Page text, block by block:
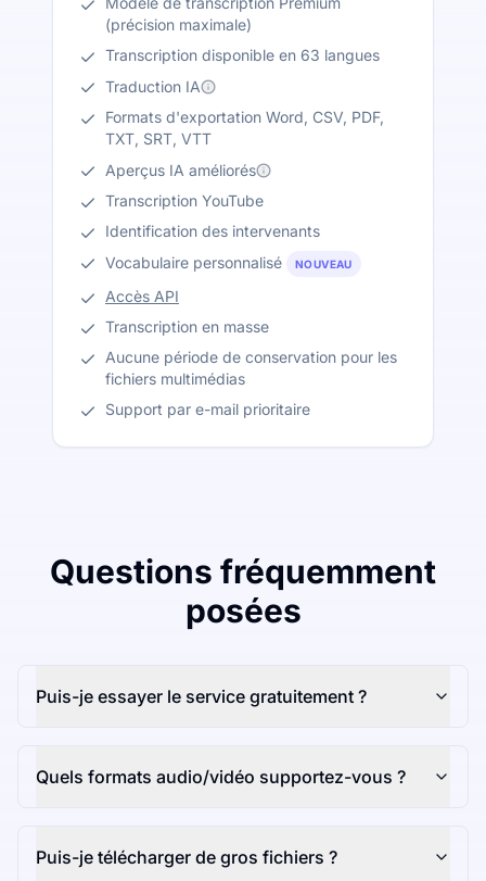
(précision maximale)
Transcription disponible en 63 langues
Traduction IA
Formats d'exportation Word, CSV, PDF,
TXT, SRT, VTT
Aperçus IA améliorés
Transcription YouTube
Identification des intervenants
Vocabulaire personnalisé
NOUVEAU
Accès API
Transcription en masse
Aucune période de conservation pour les
fichiers multimédias
Support par e-mail prioritaire
Questions fréquemment
posées
Puis-je essayer le service gratuitement ?
Quels formats audio/vidéo supportez-vous ?
Puis-je télécharger de gros fichiers ?